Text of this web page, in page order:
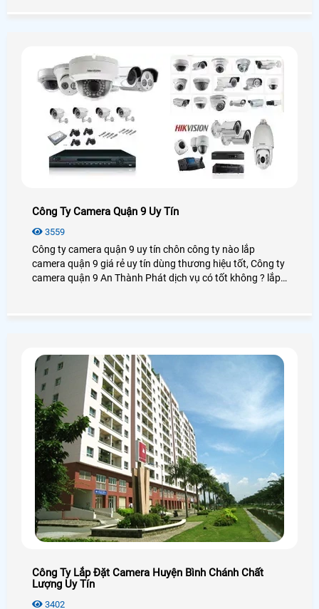
Công Ty Camera Quận 9 Uy Tín
3559
Công ty camera quận 9 uy tín chôn công ty nào lắp
camera quận 9 giá rẻ uy tín dùng thương hiệu tốt, Công ty
camera quận 9 An Thành Phát dịch vụ có tốt không ? lắp
Công Ty Lắp Đặt Camera Huyện Bình Chánh Chất
Lượng Uy Tín
3402